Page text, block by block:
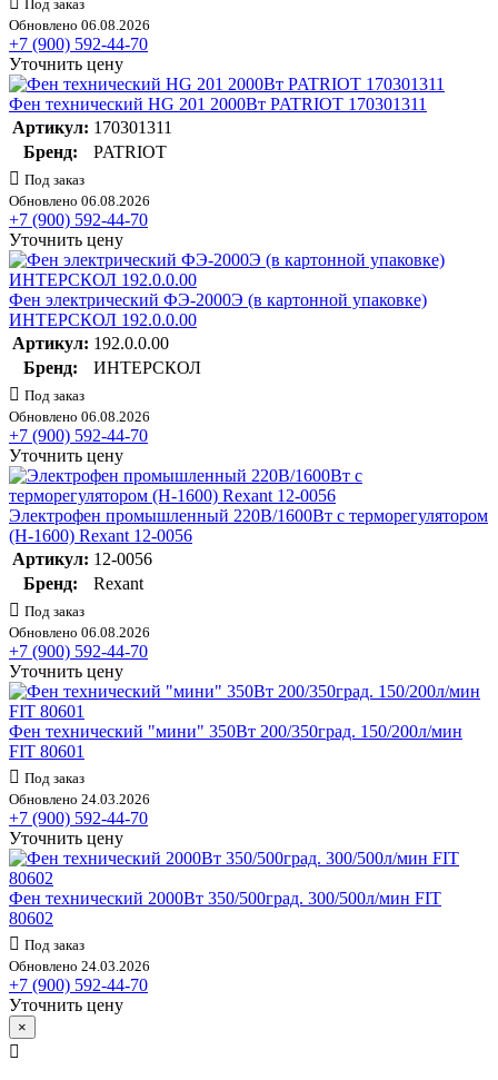
Под заказ
Обновлено 06.08.2026
+7 (900) 592-44-70
Уточнить цену
Фен технический HG 201 2000Вт PATRIOT 170301311
Артикул: 170301311
Бренд:
PATRIOT
Под заказ
Обновлено 06.08.2026
+7 (900) 592-44-70
Уточнить цену
Фен электрический ФЭ-2000Э (в картонной упаковке)
ИНТЕРСКОЛ 192.0.0.00
Артикул: 192.0.0.00
Бренд:
ИНТЕРСКОЛ
Под заказ
Обновлено 06.08.2026
+7 (900) 592-44-70
Уточнить цену
Электрофен промышленный 220В/1600Вт с терморегулятором
(H-1600) Rexant 12-0056
Артикул: 12-0056
Бренд:
Rexant
Под заказ
Обновлено 06.08.2026
+7 (900) 592-44-70
Уточнить цену
Фен технический "мини" 350Вт 200/350град. 150/200л/мин
FIT 80601
Под заказ
Обновлено 24.03.2026
+7 (900) 592-44-70
Уточнить цену
Фен технический 2000Вт 350/500град. 300/500л/мин FIT
80602
Под заказ
Обновлено 24.03.2026
+7 (900) 592-44-70
Уточнить цену
×